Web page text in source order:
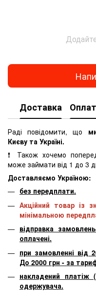
Доставка
Раді повідомити, що
Києву та Україні.
❗ Також хочемо
може займати від 1 до 3
Доставляємо Україною:
без передплати.
Акційний товар із
мінімальною
відправка
оплачені.
при замовленні від
До 2000 грн - за
накладений платіж
одержувача.